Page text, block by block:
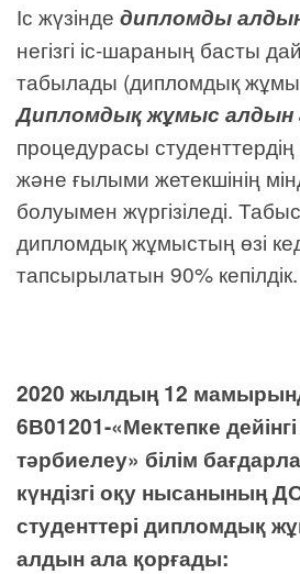
Іс жүзінде дипломды
негізгі іс-шараның басты
табылады (дипломдық
Дипломдық жұмыс алдын
процедурасы
және ғылыми жетекшінің
болуымен жүргізіледі.
дипломдық жұмыстың өзі
тапсырылатын 90% кепілдік.
2020 жылдың 12
6В01201-«Мектепке
тәрбиелеу» білім
күндізгі оқу нысанының
студенттері дипломдық
алдын ала қорғады: